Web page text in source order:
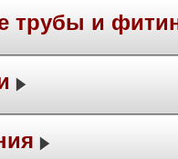
трубы и